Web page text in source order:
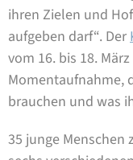
ihren Zielen und
aufgeben darf“. Der
vom 16. bis 18.
Momentaufnahme,
brauchen und was
35 junge Menschen